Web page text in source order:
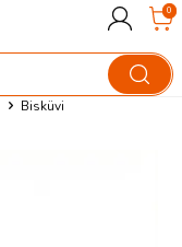
0
Bisküvi